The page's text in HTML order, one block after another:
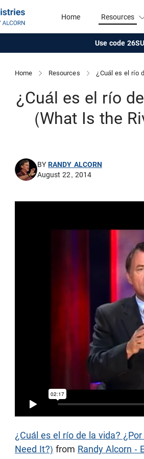
Home Resources
Use code
Home Resources ¿Cuál es el río
¿Cuál es el río
(What Is the
BYRANDY ALCORN
August 22, 2014
¿Cuál es el río de la vida?
Need It?) from Randy Alcorn -